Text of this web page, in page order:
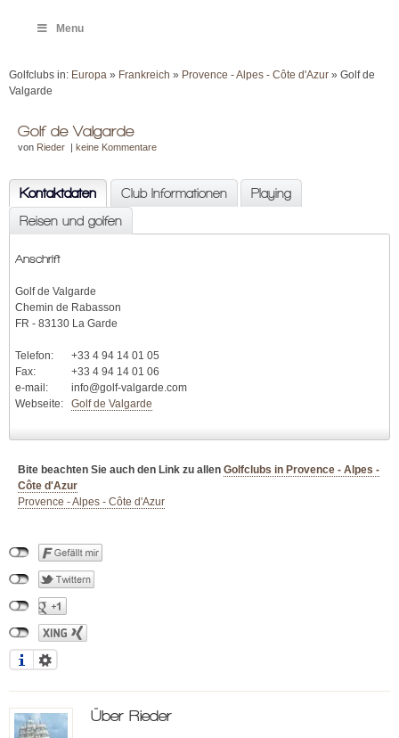
Menu
Golfclubs in: Europa » Frankreich » Provence - Alpes - Côte d'Azur » Golf de
Valgarde
Golf de Valgarde
von Rieder | keine Kommentare
Kontaktdaten Club Informationen
Playing
Reisen und golfen
Anschrift
Golf de Valgarde
Chemin de Rabasson
FR - 83130 La Garde
Telefon:
+33 4 94 14 01 05
Fax:
+33 4 94 14 01 06
e-mail:
info@golf-valgarde.com
Webseite:
Golf de Valgarde
Bite beachten Sie auch den Link zu allen Golfclubs in Provence - Alpes -
Côte d'Azur
Provence - Alpes - Côte d'Azur
Über Rieder